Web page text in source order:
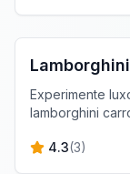
FiveM Veículos
Experimente
lamborghini
4.3(3)